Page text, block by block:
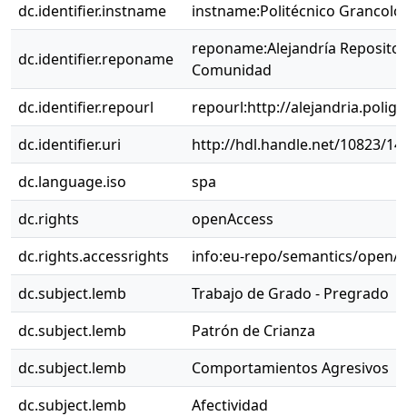
dc.identifier.instname
instname:Politécnico
dc.identifier.reponame
reponame:Alejandría
Comunidad
dc.identifier.repourl
repourl:http://
dc.identifier.uri
http://hdl.handle.net/10823/
dc.language.iso
spa
dc.rights
openAccess
dc.rights.accessrights
info:eu-repo/semantics/
dc.subject.lemb
Trabajo de Grado - Pregrado
dc.subject.lemb
Patrón de Crianza
dc.subject.lemb
Comportamientos Agresivos
dc.subject.lemb
Afectividad